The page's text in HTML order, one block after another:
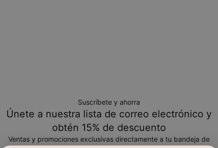
Suscríbete y ahorra
Únete a nuestra lista de correo electrónico y
obtén 15% de descuento
Ventas y promociones exclusivas directamente a tu bandeja de